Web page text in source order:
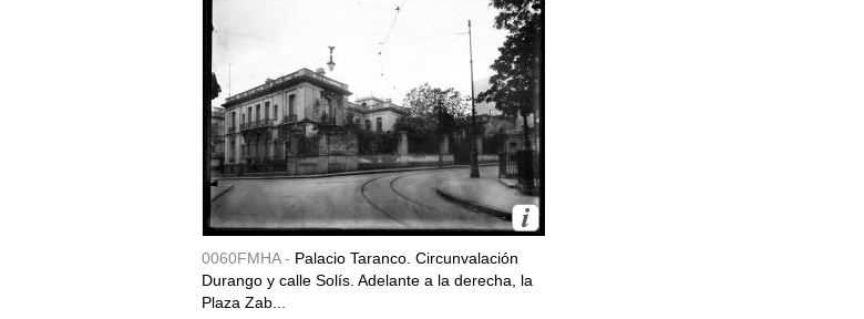
0060FMHA - Palacio Taranco. Circunvalación
Durango y calle Solís. Adelante a la derecha, la
Plaza Zab...